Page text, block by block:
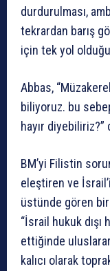
durdurulması,
tekrardan barış
için tek yol
Abbas,
biliyoruz. bu
hayır diyebiliriz?”
BM’yi Filistin
eleştiren ve
üstünde gören
“İsrail hukuk dışı
ettiğinde
kalıcı olarak